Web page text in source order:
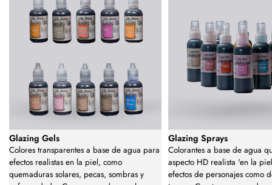
Glazing Gels
Colores transparentes a base de agua para
efectos realistas en la piel, como
quemaduras solares, pecas, sombras y
Glazing Sprays
Colorantes a base de agua
aspecto HD realista 'en la
efectos de personajes como